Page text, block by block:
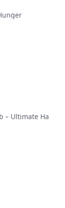
– Ultimate Ha